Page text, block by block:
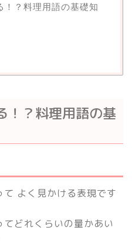
！？料理用語の基礎知
！？料理用語の基
よく見かける表現です
どれくらいの量かあい